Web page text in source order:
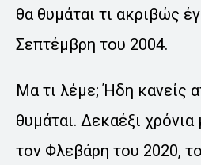
θα θυμάται τι ακριβώς
Σεπτέμβρη του 2004.
Μα τι λέμε; Ήδη κανείς
θυμάται. Δεκαέξι
τον Φλεβάρη του 2020,